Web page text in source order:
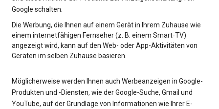
Google schalten.
Die Werbung, die Ihnen auf einem Gerät in Ihrem Zuhause wie
einem internetfähigen Fernseher (z. B. einem Smart‑TV)
angezeigt wird, kann auf den Web- oder App-Aktivitäten von
Geräten im selben Zuhause basieren.
Möglicherweise werden Ihnen auch Werbeanzeigen in Google-
Produkten und -Diensten, wie der Google-Suche, Gmail und
YouTube, auf der Grundlage von Informationen wie Ihrer E-